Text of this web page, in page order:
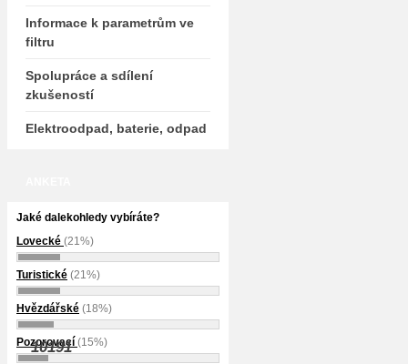
Informace k parametrům ve
filtru
Spolupráce a sdílení
zkušeností
Elektroodpad, baterie, odpad
Jaké dalekohledy vybíráte?
Lovecké (21%)
Turistické (21%)
Hvězdářské (18%)
Pozorovací (15%)
10191